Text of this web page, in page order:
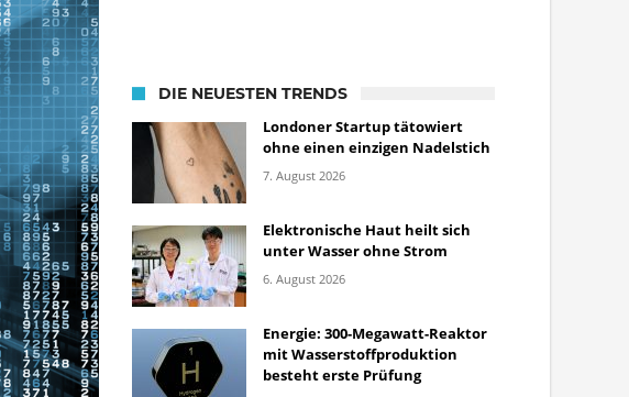
DIE NEUESTEN TRENDS
Londoner Startup tätowiert
ohne einen einzigen Nadelstich
7. August 2026
Elektronische Haut heilt sich
unter Wasser ohne Strom
6. August 2026
Energie: 300-Megawatt-Reaktor
mit Wasserstoffproduktion
besteht erste Prüfung